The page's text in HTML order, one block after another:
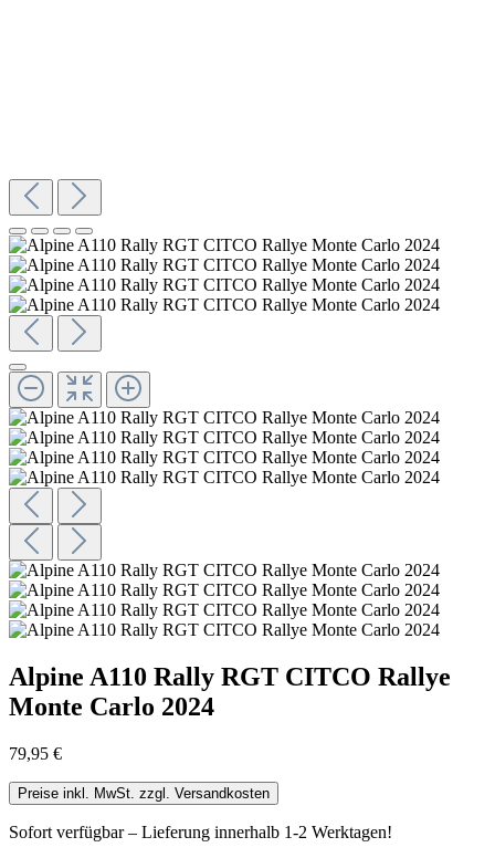
Alpine A110 Rally RGT CITCO Rallye
Monte Carlo 2024
79,95 €
Preise inkl. MwSt. zzgl. Versandkosten
Sofort verfügbar – Lieferung innerhalb 1-2 Werktagen!